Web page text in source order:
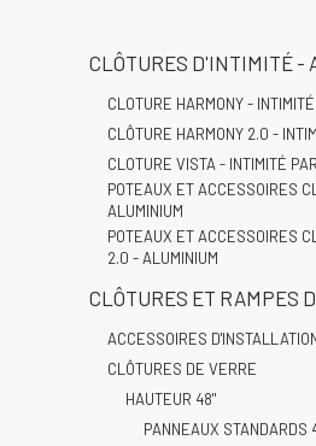
CLÔTURES D'INTIMITÉ -
CLOTURE HARMONY -
CLÔTURE HARMONY 2.0 -
CLOTURE VISTA - INTIMITÉ
POTEAUX ET ACCESSOIRES
ALUMINIUM
POTEAUX ET ACCESSOIRES
2.0 - ALUMINIUM
CLÔTURES ET RAMPES
ACCESSOIRES
CLÔTURES DE VERRE
HAUTEUR 48"
PANNEAUX STANDARDS